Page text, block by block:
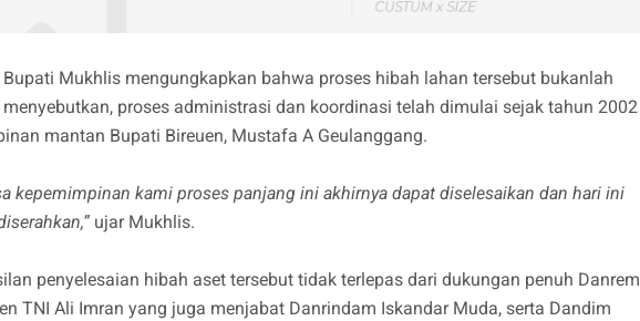
Mukhlis mengungkapkan bahwa proses hibah lahan tersebut bukanlah
proses administrasi dan koordinasi telah dimulai sejak tahun 2002
mantan Bupati Bireuen, Mustafa A Geulanggang.
kepemimpinan kami proses panjang ini akhirnya dapat diselesaikan dan hari ini
ujar Mukhlis.
penyelesaian hibah aset tersebut tidak terlepas dari dukungan penuh Danrem
TNI Ali Imran yang juga menjabat Danrindam Iskandar Muda, serta Dandim